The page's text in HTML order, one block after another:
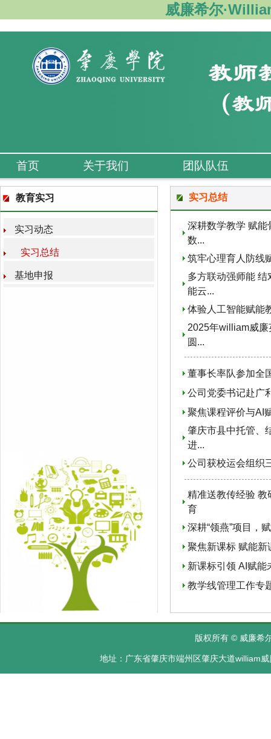
威廉希尔
首页 关于我们 团队队伍
教育实习
实习动态
实习总结
基地申报
实习总结
深耕数学教学 赋
数...
筑牢心理育人防线
多方联动强师能
能云...
体验人工智能赋能
2025年william威
圆...
董事长率队参加全
公司党委书记赴广
聚焦课程评价与AI
肇庆市县中托管、
进...
公司获校运会组织
精准送教传经验
育
深耕“领燕”项目，
聚焦新课标 赋能
新课标引领 AI赋
教学线管理工作专
版权所有 © 威廉希
地址：广东省肇庆市端州区肇庆大道william